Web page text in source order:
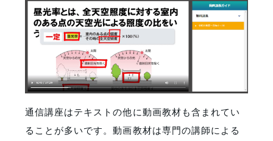
通信講座はテキストの他に動画教材も含まれてい
ることが多いです。動画教材は専門の講師による